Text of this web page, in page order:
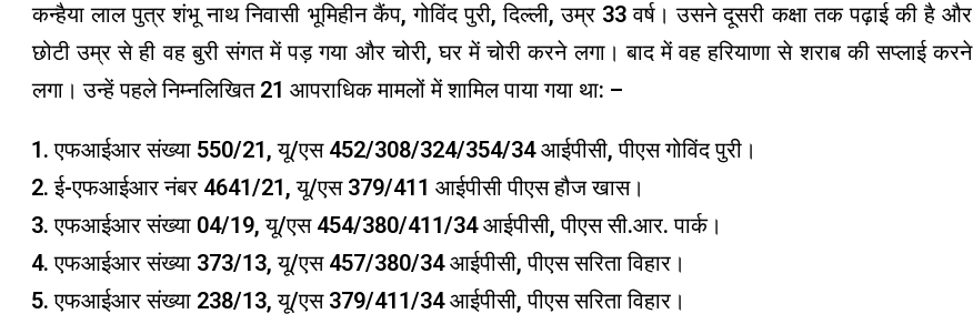
कन्हैया लाल पुत्र शंभू नाथ निवासी भूमिहीन कैंप, गोविंद पुरी, दिल्ली, उम्र 33 वर्ष। उसने दूसरी कक्षा तक पढ़ाई की है और
छोटी उम्र से ही वह बुरी संगत में पड़ गया और चोरी, घर में चोरी करने लगा। बाद में वह हरियाणा से शराब की सप्लाई करने
लगा। उन्हें पहले निम्नलिखित 21 आपराधिक मामलों में शामिल पाया गया था: –
एफआईआर संख्या 550/21, यू/एस 452/308/324/354/34 आईपीसी, पीएस गोविंद पुरी।
ई-एफआईआर नंबर 4641/21, यू/एस 379/411 आईपीसी पीएस हौज खास।
एफआईआर संख्या 04/19, यू/एस 454/380/411/34 आईपीसी, पीएस सी.आर. पार्क।
एफआईआर संख्या 373/13, यू/एस 457/380/34 आईपीसी, पीएस सरिता विहार।
एफआईआर संख्या 238/13, यू/एस 379/411/34 आईपीसी, पीएस सरिता विहार।